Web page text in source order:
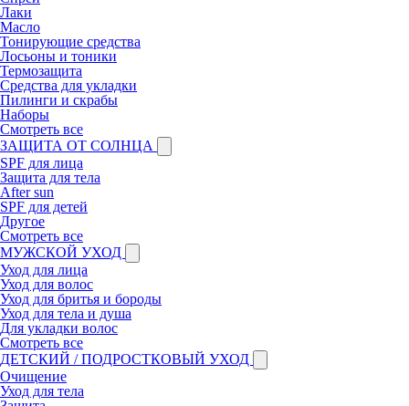
Лаки
Масло
Тонирующие средства
Лосьоны и тоники
Термозащита
Средства для укладки
Пилинги и скрабы
Наборы
Смотреть все
ЗАЩИТА ОТ СОЛНЦА
SPF для лица
Защита для тела
After sun
SPF для детей
Другое
Смотреть все
МУЖСКОЙ УХОД
Уход для лица
Уход для волос
Уход для бритья и бороды
Уход для тела и душа
Для укладки волос
Смотреть все
ДЕТСКИЙ / ПОДРОСТКОВЫЙ УХОД
Очищение
Уход для тела